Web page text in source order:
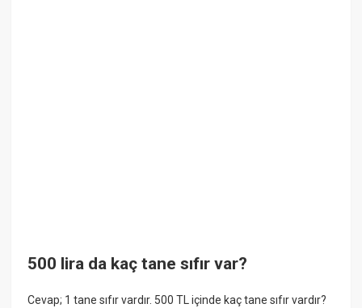
500 lira da kaç tane sıfır var?
Cevap; 1 tane sıfır vardır. 500 TL içinde kaç tane sıfır vardır?